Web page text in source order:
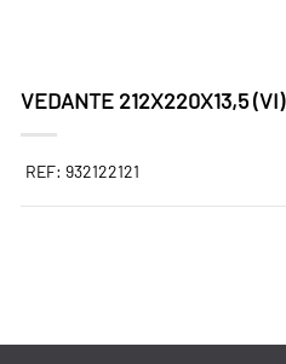
VEDANTE 212X220X13,5 (VI)
REF: 932122121